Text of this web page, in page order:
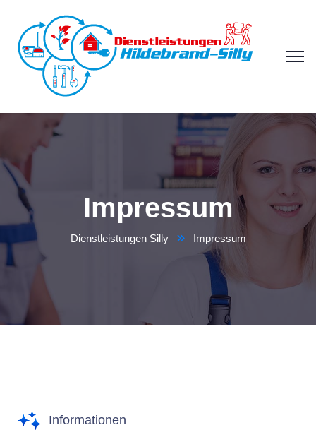
Impressum
Dienstleistungen Silly Impressum
Informationen